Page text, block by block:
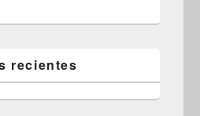
recientes